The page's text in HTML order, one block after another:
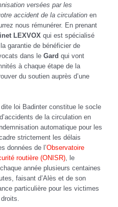
versées par les
accident de la circulation en
nous rémunérer. En prenant
LEXVOX qui est spécialisé
la garantie de bénéficier de
dans le Gard qui vont
à chaque étape de la
du soutien auprès d’une
dite loi Badinter constitue le socle
de la circulation en
automatique pour les
strictement les délais
données de l’Observatoire
routière (ONISR) , le
année plusieurs centaines
faisant d’Alès et de son
particulière pour les victimes